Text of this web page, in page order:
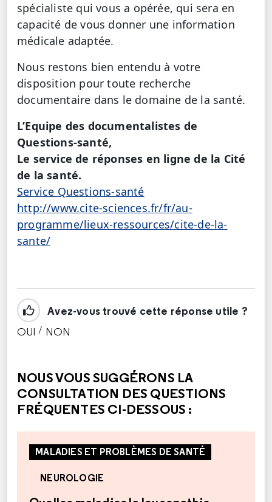
spécialiste qui vous a opérée, qui sera en
capacité de vous donner une information
médicale adaptée.
Nous restons bien entendu à votre
disposition pour toute recherche
documentaire dans le domaine de la santé.
L’Equipe des documentalistes de
Questions-santé,
Le service de réponses en ligne de la Cité
de la santé.
Service Questions-santé
http://www.cite-sciences.fr/fr/au-
programme/lieux-ressources/cite-de-la-
sante/
Avez-vous trouvé cette réponse utile ?
OUI / NON
NOUS VOUS SUGGÉRONS LA
CONSULTATION DES QUESTIONS
FRÉQUENTES CI-DESSOUS :
MALADIES ET PROBLÈMES DE SANTÉ
NEUROLOGIE